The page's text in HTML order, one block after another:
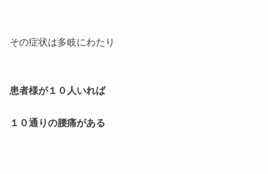
その症状は多岐にわたり
患者様が１０人いれば
１０通りの腰痛がある